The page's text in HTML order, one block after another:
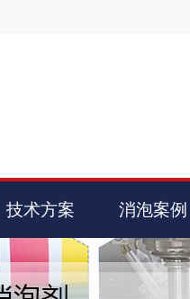
技术方案 消泡案例